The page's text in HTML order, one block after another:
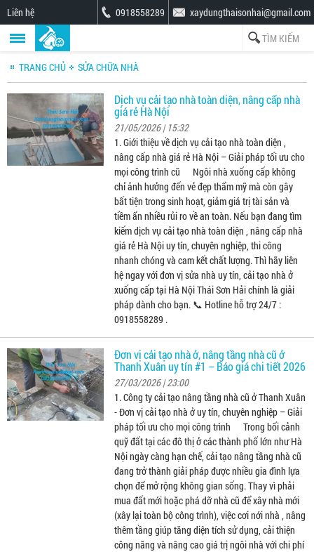
Liên hệ xaydungthaisonhai@gmail.com
0918558289
TRANG CHỦ SỬA CHỮA NHÀ
Dịch vụ cải tạo nhà toàn diện, nâng cấp nhà
giá rẻ Hà Nội
21/05/2026 | 15:32
1. Giới thiệu về dịch vụ cải tạo nhà toàn diện ,
nâng cấp nhà giá rẻ Hà Nội – Giải pháp tối ưu cho
mọi công trình cũ Ngôi nhà xuống cấp không
chỉ ảnh hưởng đến vẻ đẹp thẩm mỹ mà còn gây
bất tiện trong sinh hoạt, giảm giá trị tài sản và
tiềm ẩn nhiều rủi ro về an toàn. Nếu bạn đang tìm
kiếm dịch vụ cải tạo nhà toàn diện , nâng cấp nhà
giá rẻ Hà Nội uy tín, chuyên nghiệp, thi công
nhanh chóng và cam kết chất lượng. Thì hãy liên
hệ ngay với đơn vị sửa nhà uy tín, cải tạo nhà ở
xuống cấp tại Hà Nội Thái Sơn Hải chính là giải
pháp dành cho bạn. 📞 Hotline hỗ trợ 24/7 :
0918558289 .
Đơn vị cải tạo nhà ở, nâng tầng nhà cũ ở
Thanh Xuân uy tín #1 – Báo giá chi tiết 2026
27/03/2026 | 23:00
1. Công ty cải tạo nâng tầng nhà cũ ở Thanh Xuân
- Đơn vị cải tạo nhà ở uy tín, chuyên nghiệp – Giải
pháp tối ưu cho mọi công trình Trong bối cảnh
quỹ đất tại các đô thị ở các thành phố lớn như Hà
Nội ngày càng hạn chế, cải tạo nâng tầng nhà cũ
đang trở thành giải pháp được nhiều gia đình lựa
chọn để mở rộng không gian sống. Thay vì phải
mua đất mới hoặc phá dỡ nhà cũ để xây nhà mới
(xây lại toàn bộ công trình), việc cơi nới nhà , nâng
thêm tầng giúp tăng diện tích sử dụng, cải thiện
công năng và nâng cao giá trị ngôi nhà với chi phí